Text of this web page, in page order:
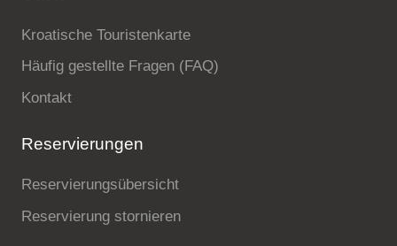
Kroatische Touristenkarte
Häufig gestellte Fragen (FAQ)
Kontakt
Reservierungen
Reservierungsübersicht
Reservierung stornieren